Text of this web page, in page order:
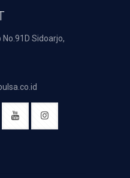
Sidoarjo,